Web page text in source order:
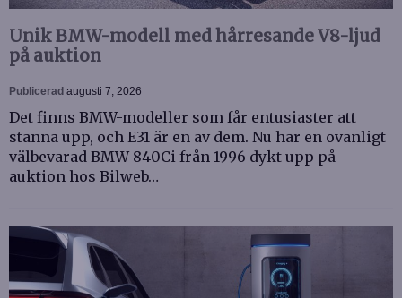
Unik BMW-modell med hårresande V8-ljud
på auktion
Publicerad augusti 7, 2026
Det finns BMW-modeller som får entusiaster att
stanna upp, och E31 är en av dem. Nu har en ovanligt
välbevarad BMW 840Ci från 1996 dykt upp på
auktion hos Bilweb…